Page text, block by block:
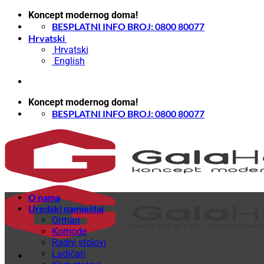
Skip
content
Koncept modernog doma!
BESPLATNI INFO BROJ: 0800 80077
Hrvatski
Hrvatski
English
Koncept modernog doma!
BESPLATNI INFO BROJ: 0800 80077
O nama
Uredski namještaj
Ormari
Komode
Radni stolovi
Ladičari